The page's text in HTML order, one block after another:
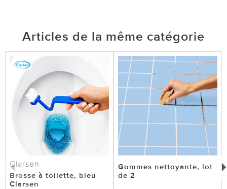
J'ai réussi à détartrer complètement le robinet de
ma baignoire. C'est un petit objet très astucieux
et il est bon d'en avoir un à la maison ***Équipe
du service Vitrine Magique: Merci beaucoup pour
votre commentaire ! Nous sommes ravis
d'apprendre que le capuchon anti-calcaire est si
pratique et qu'il vous a aidé à détartrer votre
robinet. ***
Articles de la même catégorie
Clarsen
Brosse à toilette, bleu
Clarsen
Gommes nettoyante, lot
de 2